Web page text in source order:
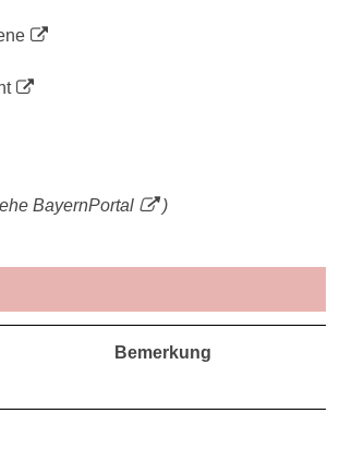
BayernPortal )
Bemerkung